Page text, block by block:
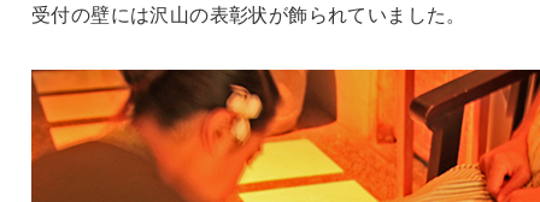
受付の壁には沢山の表彰状が飾られていました。